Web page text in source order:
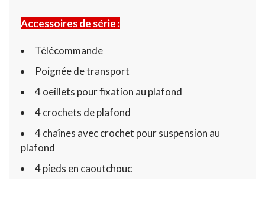
Accessoires de série :
Télécommande
Poignée de transport
4 oeillets pour fixation au plafond
4 crochets de plafond
4 chaînes avec crochet pour suspension au
plafond
4 pieds en caoutchouc